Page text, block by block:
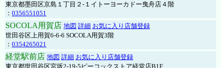
東京都墨田区京島１丁目２-１イトーヨーカドー曳舟店４階
： 0356551051
SOCOLA用賀店 地図 詳細 お気に入り店舗登録
世田谷区上用賀6-6-6 SOCOLA用賀3階
： 0354265021
経堂駅前店 地図 詳細 お気に入り店舗登録
東京都世田谷区宮坂2-19-5ピーコックストア経堂店B1F